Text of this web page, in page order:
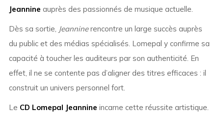
Jeannine auprès des passionnés de musique actuelle.
Dès sa sortie, Jeanninerencontre un large succès auprès
du public et des médias spécialisés. Lomepal y confirme sa
capacité à toucher les auditeurs par son authenticité. En
effet, il ne se contente pas d’aligner des titres efficaces : il
construit un univers personnel fort.
Le CD Lomepal Jeannine incarne cette réussite artistique.